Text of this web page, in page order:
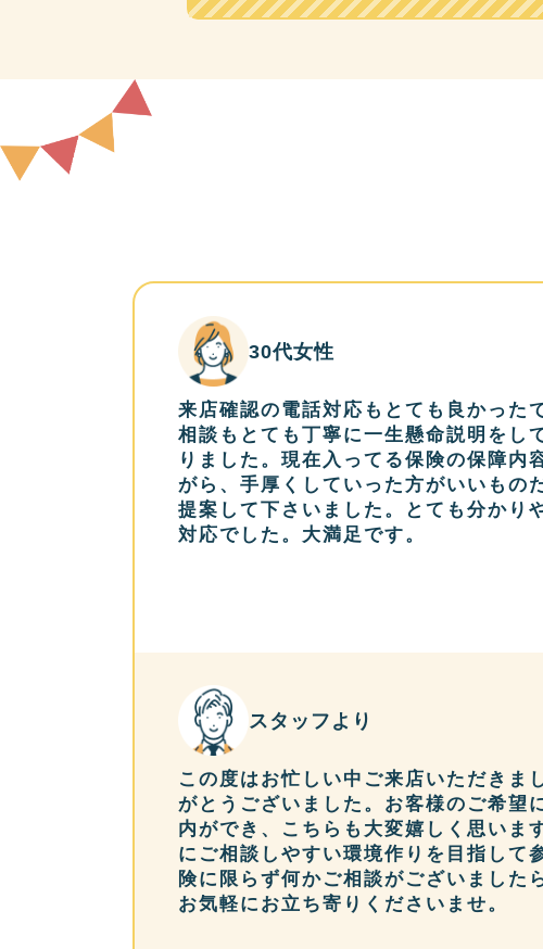
30代女性
来店確認の電話対応もとても良かった
相談もとても丁寧に一生懸命説明をし
りました。現在入ってる保険の保障内
がら、手厚くしていった方がいいもの
提案して下さいました。とても分かり
対応でした。大満足です。
スタッフより
この度はお忙しい中ご来店いただきま
がとうございました。お客様のご希望
内ができ、こちらも大変嬉しく思いま
にご相談しやすい環境作りを目指して
険に限らず何かご相談がございました
お気軽にお立ち寄りくださいませ。